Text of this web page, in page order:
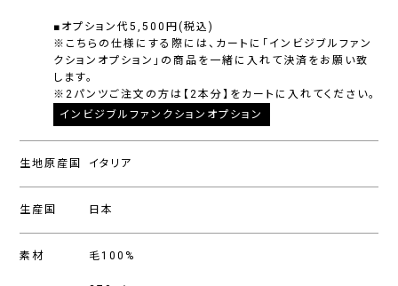
■オプション代5,500円(税込)
※こちらの仕様にする際には、カートに「インビジブルファン
クションオプション」の商品を一緒に入れて決済をお願い致
します。
※2パンツご注文の方は【2本分】をカートに入れてください。
インビジブルファンクションオプション
生地原産国 イタリア
生産国 日本
素材 毛100%